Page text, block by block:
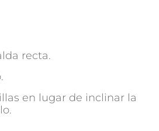
recta.
en lugar de inclinar la